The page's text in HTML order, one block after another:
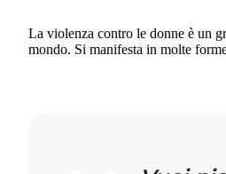
La violenza contro le donne è un
mondo. Si manifesta in molte